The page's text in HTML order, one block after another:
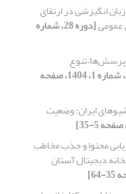
انگیزشی در ارتقای
عمومی [دوره 28، شماره
تنوع
[دوره 28، شماره 1، 1404، صفحه
ایران: وضعیت
محتوا و جذب مخاطب
دیجیتال آستان